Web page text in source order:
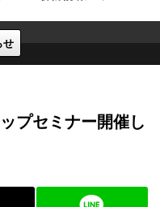
せ
プセミナー開催し